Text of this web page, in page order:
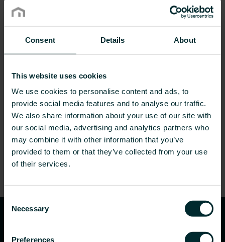
Consent Details About
This website uses cookies
We use cookies to personalise content and ads, to
provide social media features and to analyse our traffic.
We also share information about your use of our site with
our social media, advertising and analytics partners who
may combine it with other information that you’ve
provided to them or that they’ve collected from your use
of their services.
Consent
Selection
Necessary
Preferences